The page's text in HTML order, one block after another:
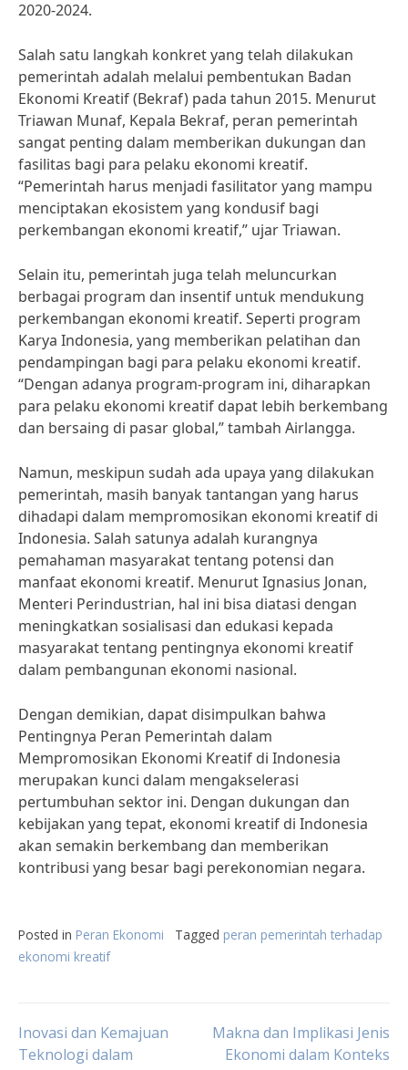
2020-2024.
Salah satu langkah konkret yang telah dilakukan
pemerintah adalah melalui pembentukan Badan
Ekonomi Kreatif (Bekraf) pada tahun 2015. Menurut
Triawan Munaf, Kepala Bekraf, peran pemerintah
sangat penting dalam memberikan dukungan dan
fasilitas bagi para pelaku ekonomi kreatif.
“Pemerintah harus menjadi fasilitator yang mampu
menciptakan ekosistem yang kondusif bagi
perkembangan ekonomi kreatif,” ujar Triawan.
Selain itu, pemerintah juga telah meluncurkan
berbagai program dan insentif untuk mendukung
perkembangan ekonomi kreatif. Seperti program
Karya Indonesia, yang memberikan pelatihan dan
pendampingan bagi para pelaku ekonomi kreatif.
“Dengan adanya program-program ini, diharapkan
para pelaku ekonomi kreatif dapat lebih berkembang
dan bersaing di pasar global,” tambah Airlangga.
Namun, meskipun sudah ada upaya yang dilakukan
pemerintah, masih banyak tantangan yang harus
dihadapi dalam mempromosikan ekonomi kreatif di
Indonesia. Salah satunya adalah kurangnya
pemahaman masyarakat tentang potensi dan
manfaat ekonomi kreatif. Menurut Ignasius Jonan,
Menteri Perindustrian, hal ini bisa diatasi dengan
meningkatkan sosialisasi dan edukasi kepada
masyarakat tentang pentingnya ekonomi kreatif
dalam pembangunan ekonomi nasional.
Dengan demikian, dapat disimpulkan bahwa
Pentingnya Peran Pemerintah dalam
Mempromosikan Ekonomi Kreatif di Indonesia
merupakan kunci dalam mengakselerasi
pertumbuhan sektor ini. Dengan dukungan dan
kebijakan yang tepat, ekonomi kreatif di Indonesia
akan semakin berkembang dan memberikan
kontribusi yang besar bagi perekonomian negara.
Posted in Peran Ekonomi Tagged peran pemerintah terhadap
ekonomi kreatif
Post
Inovasi dan Kemajuan
Teknologi dalam
Makna dan Implikasi Jenis
Ekonomi dalam Konteks